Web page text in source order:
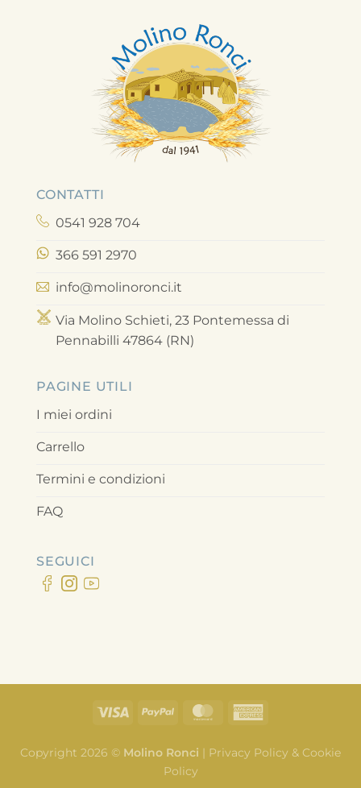
CONTATTI
0541 928 704
366 591 2970
info@molinoronci.it
Via Molino Schieti, 23 Pontemessa di
Pennabilli 47864 (RN)
PAGINE UTILI
I miei ordini
Carrello
Termini e condizioni
FAQ
SEGUICI
Copyright 2026 © Molino Ronci | Privacy Policy & Cookie
Policy